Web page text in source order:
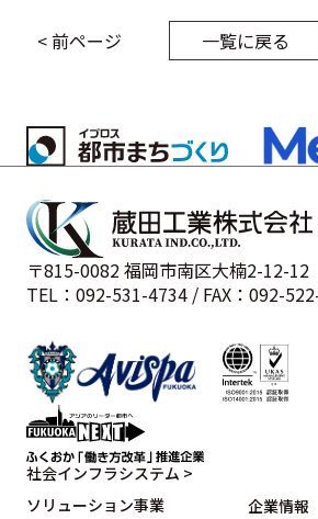
< 前ページ 一覧に戻る
〒815-0082 福岡市南区大楠2-12-12
TEL：092-531-4734 / FAX：092-
社会インフラシステム >
ソリューション事業
企業情報